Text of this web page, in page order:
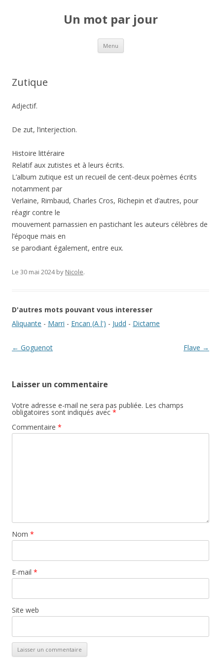
Un mot par jour
Menu Aller au contenu principal
Zutique
Adjectif.
De zut, l’interjection.
Histoire littéraire
Relatif aux zutistes et à leurs écrits.
L’album zutique est un recueil de cent-deux poèmes écrits
notamment par
Verlaine, Rimbaud, Charles Cros, Richepin et d’autres, pour
réagir contre le
mouvement parnassien en pastichant les auteurs célèbres de
l’époque mais en
se parodiant également, entre eux.
Le 30 mai 2024by Nicole.
D'autres mots pouvant vous interesser
Aliquante - Marri - Encan (A l') - Judd - Dictame
Navigation des articles
← Goguenot Flave →
Laisser un commentaire
Votre adresse e-mail ne sera pas publiée. Les champs
obligatoires sont indiqués avec *
Commentaire *
Nom *
E-mail *
Site web